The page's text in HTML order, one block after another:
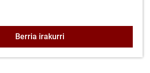
Berria irakurri